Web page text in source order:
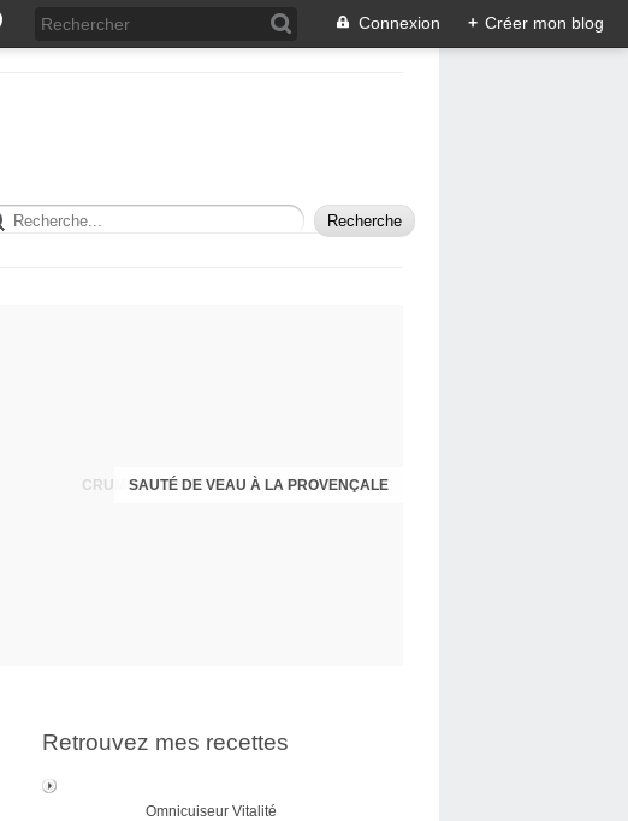
Connexion + Créer mon blog
SAUTÉ DE VEAU À LA PROVENÇALE
Retrouvez mes recettes
Omnicuiseur Vitalité